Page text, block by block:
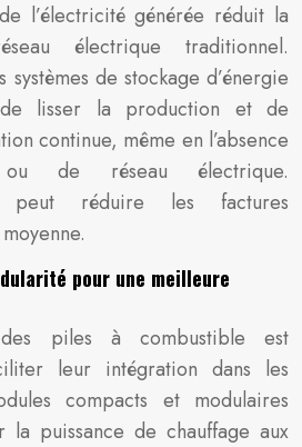
de l’électricité générée réduit la
électrique traditionnel.
systèmes de stockage d’énergie
lisser la production et de
continue, même en l’absence
de réseau électrique.
peut réduire les factures
pour une meilleure
piles à combustible est
leur intégration dans les
compacts et modulaires
la puissance de chauffage aux